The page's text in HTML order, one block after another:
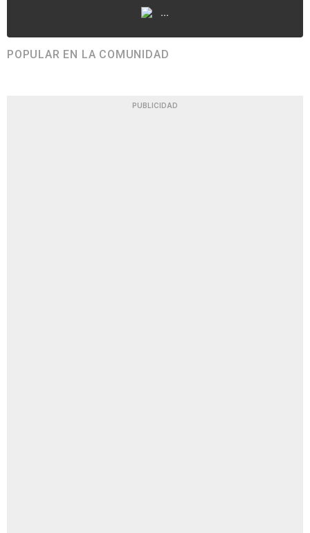
...
POPULAR EN LA COMUNIDAD
PUBLICIDAD